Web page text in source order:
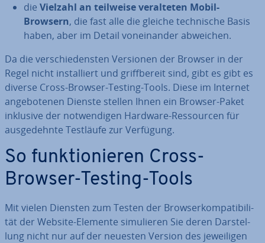
die Vielzahl an teilweise ver­al­te­ten Mobil-
Browsern, die fast alle die gleiche tech­ni­sche Basis
haben, aber im Detail von­ein­an­der abweichen.
Da die ver­schie­dens­ten Versionen der Browser in der
Regel nicht in­stal­liert und griff­be­reit sind, gibt es gibt es
diverse Cross-Browser-Testing-Tools. Diese im Internet
an­ge­bo­te­nen Dienste stellen Ihnen ein Browser-Paket
inklusive der not­wen­di­gen Hardware-Res­sour­cen für
aus­ge­dehn­te Testläufe zur Verfügung.
So funk­tio­nie­ren Cross-
Browser-Testing-Tools
Mit vielen Diensten zum Testen der Brow­ser­kom­pa­ti­bi­li­
tät der Website-Elemente si­mu­lie­ren Sie deren Dar­stel­
lung nicht nur auf der neuesten Version des je­wei­li­gen